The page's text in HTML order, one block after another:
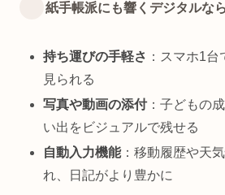
紙手帳派にも響くデジタルな
持ち運びの手軽さ ：スマホ1
見られる
写真や動画の添付：子どもの
い出をビジュアルで残せる
自動入力機能：移動履歴や天
れ、日記がより豊かに